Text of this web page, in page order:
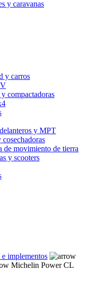
y caravanas
y carros
compactadoras
y MPT
de movimiento de tierra
y scooters
implementos
Michelin Power CL